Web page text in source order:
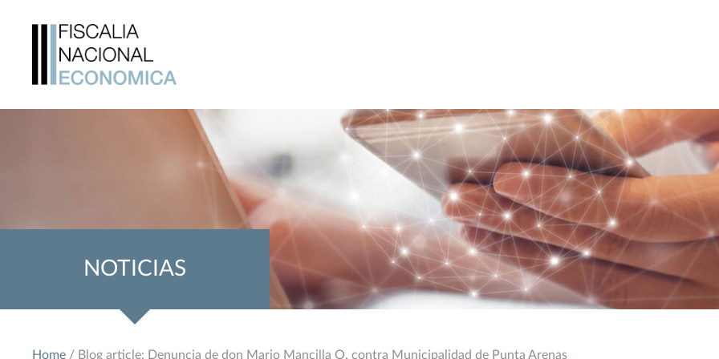
NOTICIAS
Home / Blog article: Denuncia de don Mario Mancilla O. contra Municipalidad de Punta Arenas